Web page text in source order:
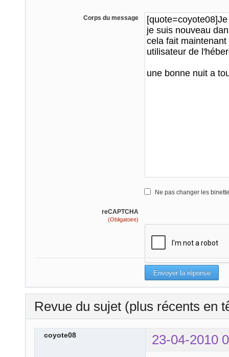
Corps du message
Ne pas changer les
reCAPTCHA
(Obligatoire)
Revue du sujet (plus récents en
coyote08 23-04-2010